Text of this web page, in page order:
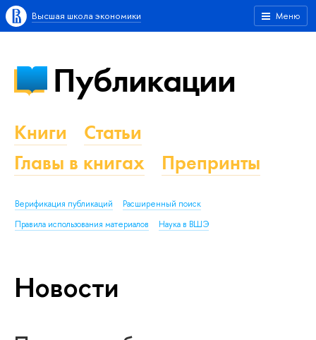
Меню
Высшая школа экономики
Публикации
Книги
Статьи
Главы в книгах
Препринты
Верификация публикаций
Расширенный поиск
Правила использования материалов
Наука в ВШЭ
Новости